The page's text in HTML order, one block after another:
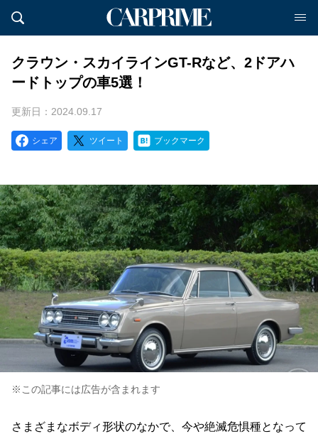
クラウン・スカイラインGT-Rなど、2ドアハ
ードトップの車5選！
更新日：2024.09.17
シェア ツイート ブックマーク
※この記事には広告が含まれます
さまざまなボディ形状のなかで、今や絶滅危惧種となって